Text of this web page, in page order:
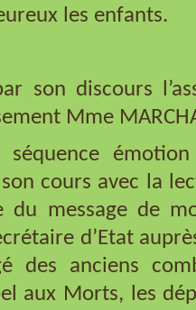
les enfants.
son discours
Mme
cours avec la
du message de
d’Etat
des anciens
aux Morts, les